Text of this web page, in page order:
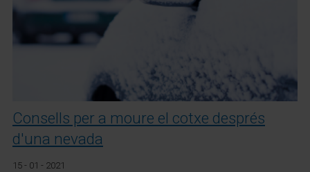
Consells per a moure el cotxe després
d'una nevada
15 - 01 - 2021